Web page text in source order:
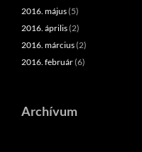
2016. május(5)
2016. április(2)
2016. március(2)
2016. február(6)
Archívum